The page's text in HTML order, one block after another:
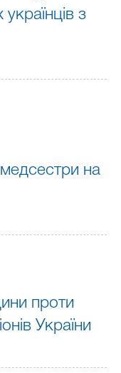
українців з
медсестри на
проти
України